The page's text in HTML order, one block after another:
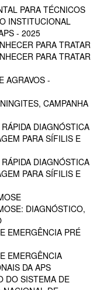
PARA TÉCNICOS
INSTITUCIONAL
- 2025
PARA TRATAR
PARA TRATAR
AGRAVOS -
CAMPANHA
DIAGNÓSTICA
PARA SÍFILIS E
DIAGNÓSTICA
PARA SÍFILIS E
DIAGNÓSTICO,
EMERGÊNCIA PRÉ
EMERGÊNCIA
DA APS
DO SISTEMA DE